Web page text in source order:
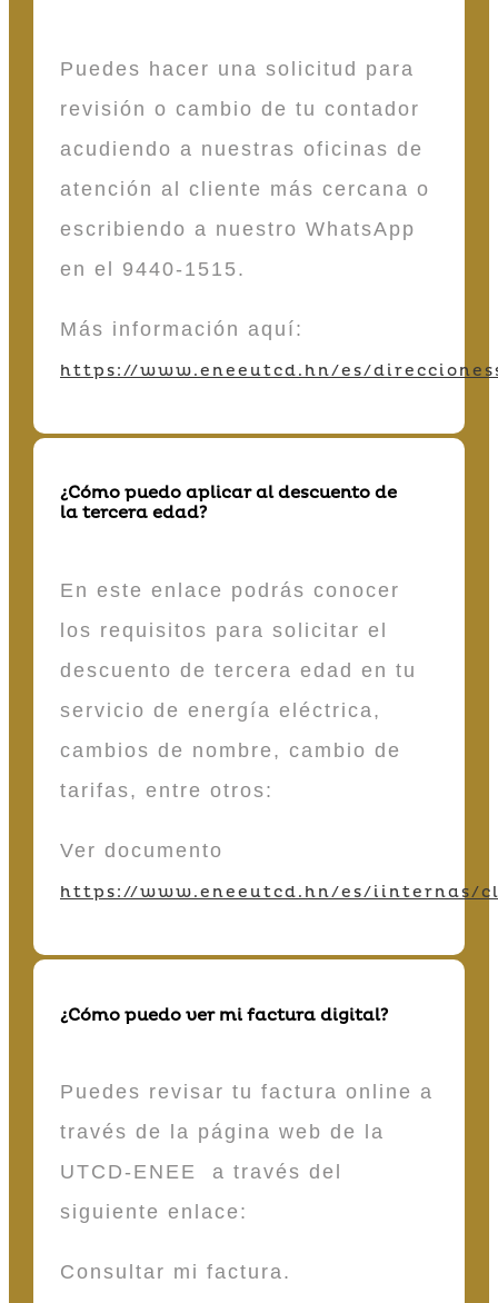
Puedes hacer una solicitud para
revisión o cambio de tu contador
acudiendo a nuestras oficinas de
atención al cliente más cercana o
escribiendo a nuestro WhatsApp
en el 9440-1515.
Más información aquí:
https://www.eneeutcd.hn/es/
¿Cómo puedo aplicar al descuento de
la tercera edad?
En este enlace podrás conocer
los requisitos para solicitar el
descuento de tercera edad en tu
servicio de energía eléctrica,
cambios de nombre, cambio de
tarifas, entre otros:
Ver documento
https://www.eneeutcd.hn/es/iinternas/
¿Cómo puedo ver mi factura digital?
Puedes revisar tu factura online a
través de la página web de la
UTCD-ENEE a través del
siguiente enlace:
Consultar mi factura.